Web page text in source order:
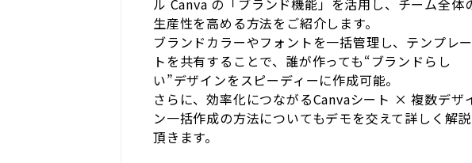
ル Canva の「ブランド機能」を活用し、チーム全体
生産性を高める方法をご紹介します。
ブランドカラーやフォントを一括管理し、テンプレー
トを共有することで、誰が作っても“ブランドらし
い”デザインをスピーディーに作成可能。
さらに、効率化につながるCanvaシート × 複数デザ
ン一括作成の方法についてもデモを交えて詳しく解説
頂きます。